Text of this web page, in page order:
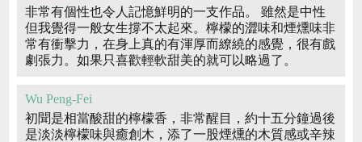
非常有個性也令人記憶鮮明的一支作品。 雖然是中性
但我覺得一般女生撐不太起來。檸檬的澀味和煙燻味非
常有衝擊力，在身上真的有渾厚而繚繞的感覺，很有戲
劇張力。如果只喜歡輕軟甜美的就可以略過了。
Wu Peng-Fei
初聞是相當酸甜的檸檬香，非常醒目，約十五分鐘過後
是淡淡檸檬味與癒創木，添了一股煙燻的木質感或辛辣